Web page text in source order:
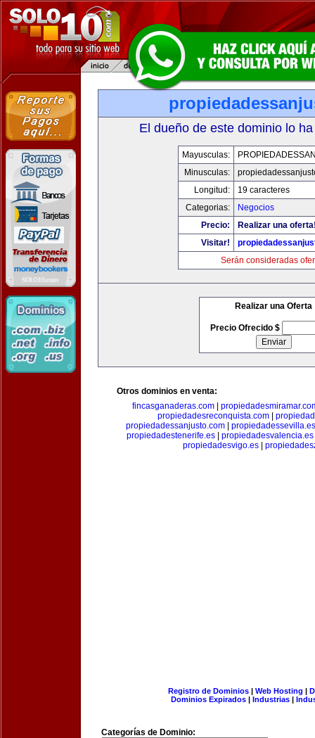
El dueño de este dominio lo
Mayusculas:
Minusculas:
Longitud:
19 caracteres
Categorias:
Negocios
Precio:
Realizar una
Visitar!
Serán consideradas
Realizar una Oferta
Precio Ofrecido $
Otros dominios en venta:
fincasganaderas.com
propiedadesreconquista.com
propiedadessanjusto.com| propiedadessevilla.es
propiedadestenerife.es| propiedadesvalencia.es
propiedadesvigo.es|
Registro de Dominios| Web Hosting |
Dominios Expirados | Industrias |
Categorías de Dominio: